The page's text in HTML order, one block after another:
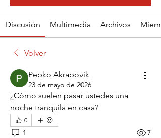
Discusión Multimedia Archivos
Volver
Pepko Akrapovik
23 de mayo de 2026
¿Cómo suelen pasar ustedes una
noche tranquila en casa?
0
1 7